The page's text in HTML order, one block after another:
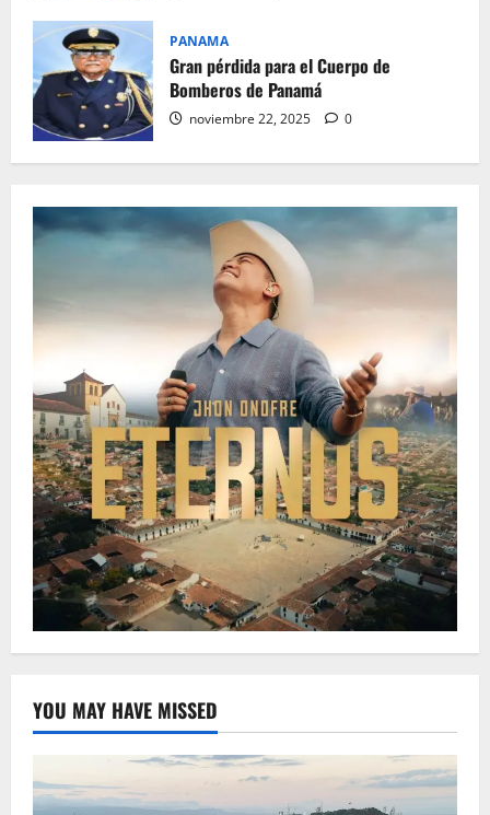
PANAMA
Gran pérdida para el Cuerpo de
Bomberos de Panamá
noviembre 22, 2025 0
YOU MAY HAVE MISSED